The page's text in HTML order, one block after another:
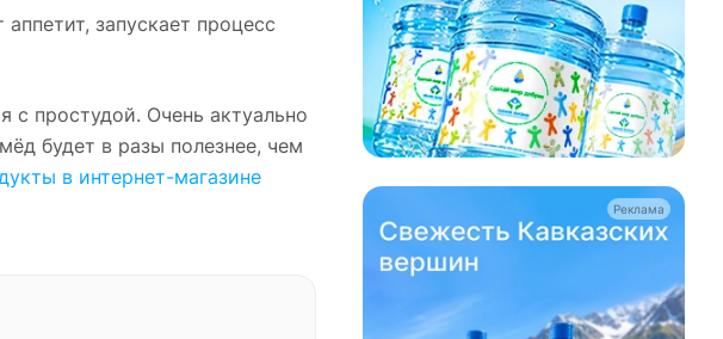
запускает процесс
простудой. Очень актуально
будет в разы полезнее, чем
в интернет-магазине
Реклама